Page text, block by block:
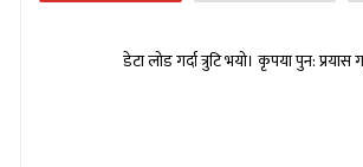
डेटा लोड गर्दा त्रुटि भयो। कृपया पुन: प्रयास